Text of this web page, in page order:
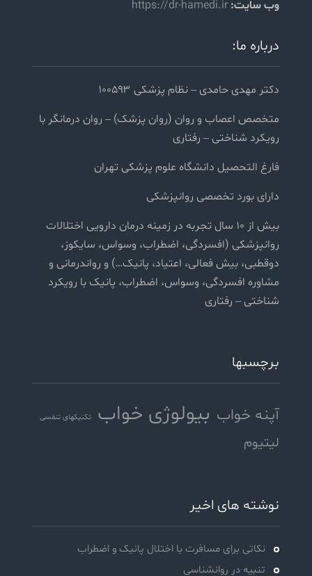
وب سایت: https://dr-hamedi.ir
درباره ما:
دکتر مهدی حامدی – نظام پزشکی ۱۰۰۵۹۳
متخصص اعصاب و روان (روان پزشک) – روان درمانگر با
رویکرد شناختی – رفتاری
فارغ التحصیل دانشگاه علوم پزشکی تهران
دارای بورد تخصصی روانپزشکی
بیش از ۱۰ سال تجربه در زمینه درمان دارویی اختلالات
روانپزشکی (افسردگی، اضطراب، وسواس، سایکوز،
دوقطبی، بیش فعالی، اعتیاد، پانیک…) و رواندرمانی و
مشاوره افسردگی، وسواس، اضطراب، پانیک با رویکرد
شناختی – رفتاری
برچسبها
آپنه خواب بیولوژی خواب تکنیکهای تنفسی
لیتیوم
نوشته های اخیر
نکاتی برای مسافرت با اختلال پانیک و اضطراب
تنبیه در روانشناسی